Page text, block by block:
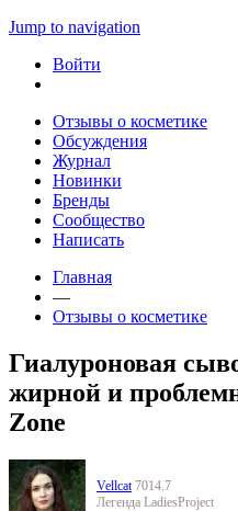
Jump to navigation
Войти
Отзывы о косметике
Обсуждения
Журнал
Новинки
Бренды
Сообщество
Написать
Главная
—
Отзывы о косметике
Гиалуроновая
жирной и
Zone
Vellcat 7014.7
Легенда LadiesProject